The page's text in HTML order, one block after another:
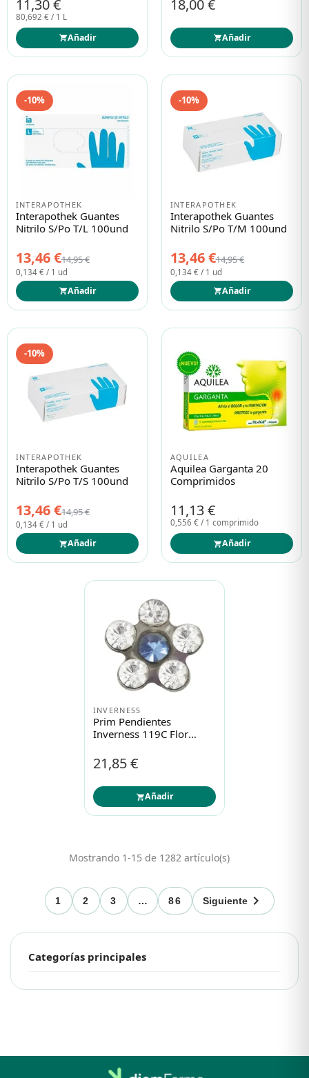
Categorías principales
11,30 €
80,692 € / 1 L
Añadir
18,00 €
Añadir
INTERAPOTHEK
Interapothek Guantes
Nitrilo S/po T/L 100und
13,46 €14,95 €
0,134 € / 1 ud
Añadir
-10%
INTERAPOTHEK
Interapothek Guantes
Nitrilo S/po T/M 100und
13,46 €14,95 €
0,134 € / 1 ud
Añadir
-10%
INTERAPOTHEK
Interapothek Guantes
Nitrilo S/po T/S 100und
13,46 €14,95 €
0,134 € / 1 ud
Añadir
-10%
AQUILEA
Aquilea Garganta 20
Comprimidos
11,13 €
0,556 € / 1 comprimido
Añadir
INVERNESS
Prim Pendientes
Inverness 119C Flor
21,85 €
Añadir
Mostrando 1-15 de 1282 artículo(s)
1 2 3 … 86 Siguiente 